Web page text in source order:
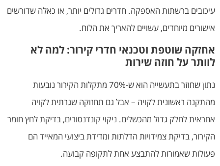
עיכובים ברשתות האספקה. חדרים גדולים יותר, או כאלה שדורשים
אישורים מיוחדים, עשויים להאריך את הלוח.
אחזקה שוטפת וטכנאי חדרי קירור: למה לא
לוותר על חוזה שירות
נתון שחוזר בתעשייה הוא ש-70% מתקלות הקירור נובעות
מהתקנה ראשונית לקויה – אבל גם תחזוקה שגרתית לקויה
אחראית לחלק גדול מהכשלים. ניקוי קונדנסורים, בדיקת לחץ חומר
הקירור, בדיקת צמידויות הדלתות ומדידת ביצועי המאייד הם
פעולות שאמורות להתבצע אחת לתקופה קבועה.